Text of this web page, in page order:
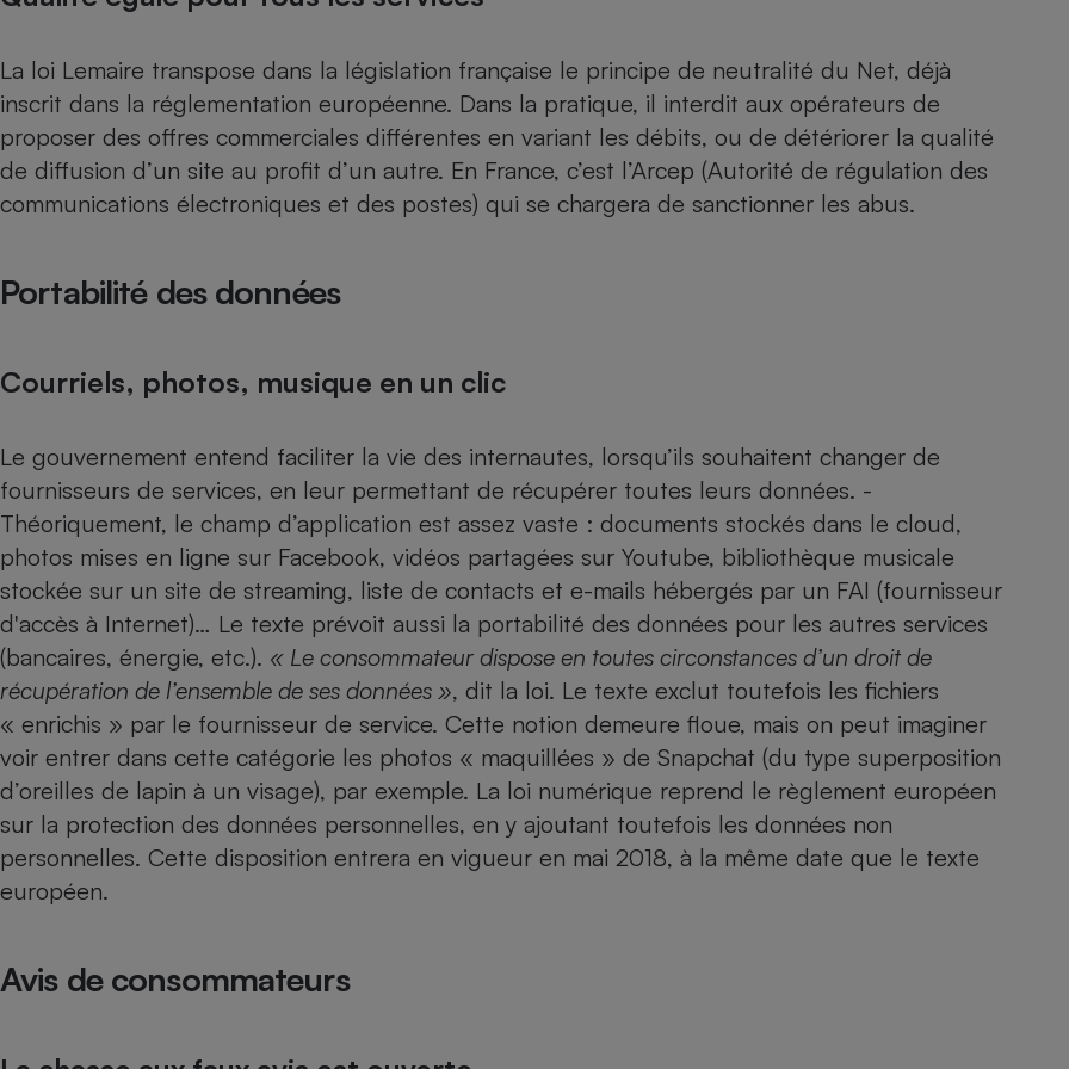
La loi Lemaire transpose dans la législation française le principe de neutralité du Net, déjà
inscrit dans la réglementation européenne. Dans la pratique, il interdit aux opérateurs de
proposer des offres commerciales différentes en variant les débits, ou de détériorer la qualité
de diffusion d’un site au profit d’un autre. En France, c’est l’Arcep (Autorité de régulation des
communications électroniques et des postes) qui se chargera de sanctionner les abus.
Portabilité des données
Courriels, photos, musique en un clic
Le gouvernement entend faciliter la vie des internautes, lorsqu’ils souhaitent changer de
fournisseurs de services, en leur permettant de récupérer toutes leurs données. ­
Théoriquement, le champ d’application est assez vaste : documents stockés dans le cloud,
photos mises en ligne sur Facebook, vidéos partagées sur Youtube, bibliothèque musicale
stockée sur un site de streaming, liste de contacts et e-mails hébergés par un FAI (fournisseur
d'accès à Internet)… Le texte prévoit aussi la portabilité des données pour les autres services
(bancaires, énergie, etc.). « Le consommateur dispose en toutes circonstances d’un droit de
récupération de l’ensemble de ses données », dit la loi. Le texte exclut toutefois les fichiers
« enrichis » par le fournisseur de service. Cette notion demeure floue, mais on peut imaginer
voir entrer dans cette catégorie les photos « maquillées » de Snapchat (du type superposition
d’oreilles de lapin à un visage), par exemple. La loi numérique reprend le règlement européen
sur la protection des données personnelles, en y ajoutant toutefois les données non
personnelles. Cette disposition entrera en vigueur en mai 2018, à la même date que le texte
européen.
Avis de consommateurs